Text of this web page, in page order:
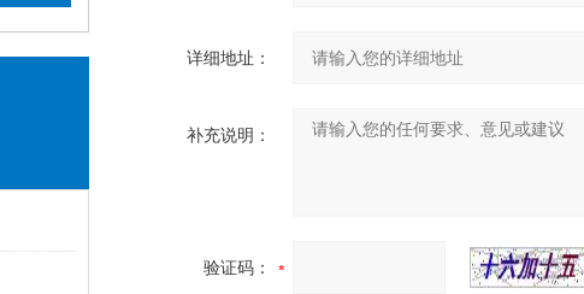
详细地址：
补充说明：
验证码：